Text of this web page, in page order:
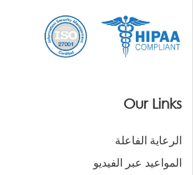
Our Links
الرعاية الفاعلة
المواعيد عبر الفيديو